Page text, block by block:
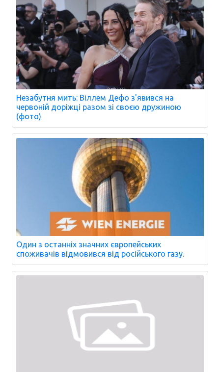
Незабутня мить: Віллем Дефо з'явився на
червоній доріжці разом зі своєю дружиною
(фото)
Один з останніх значних європейських
споживачів відмовився від російського газу.